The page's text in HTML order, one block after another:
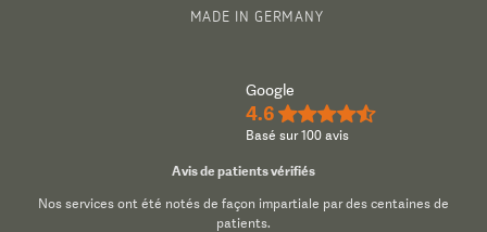
MADE IN GERMANY
Google
4.6 ★★★★½
Basé sur 100 avis
Avis de patients vérifiés
Nos services ont été notés de façon impartiale par des centaines de
patients.